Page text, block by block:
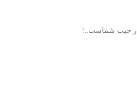
در جیب شماست..!